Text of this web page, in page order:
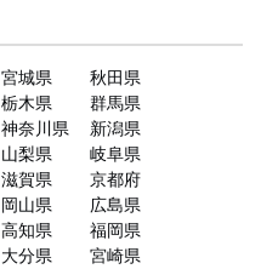
宮城県
秋田県
栃木県
群馬県
神奈川県
新潟県
山梨県
岐阜県
滋賀県
京都府
岡山県
広島県
高知県
福岡県
大分県
宮崎県